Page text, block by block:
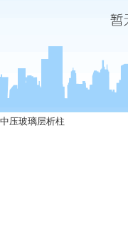
中压玻璃层析柱